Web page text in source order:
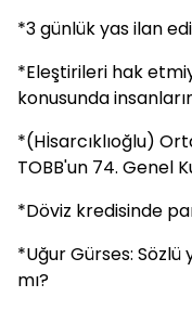
*3 günlük yas ilan
*Eleştirileri hak
konusunda
*(Hİsarcıklıoğlu)
TOBB'un 74. Genel
*Döviz kredisinde
*Uğur Gürses:
mı?